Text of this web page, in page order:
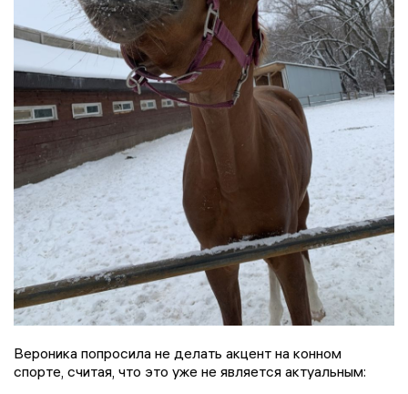
Вероника попросила не делать акцент на конном
спорте, считая, что это уже не является актуальным: